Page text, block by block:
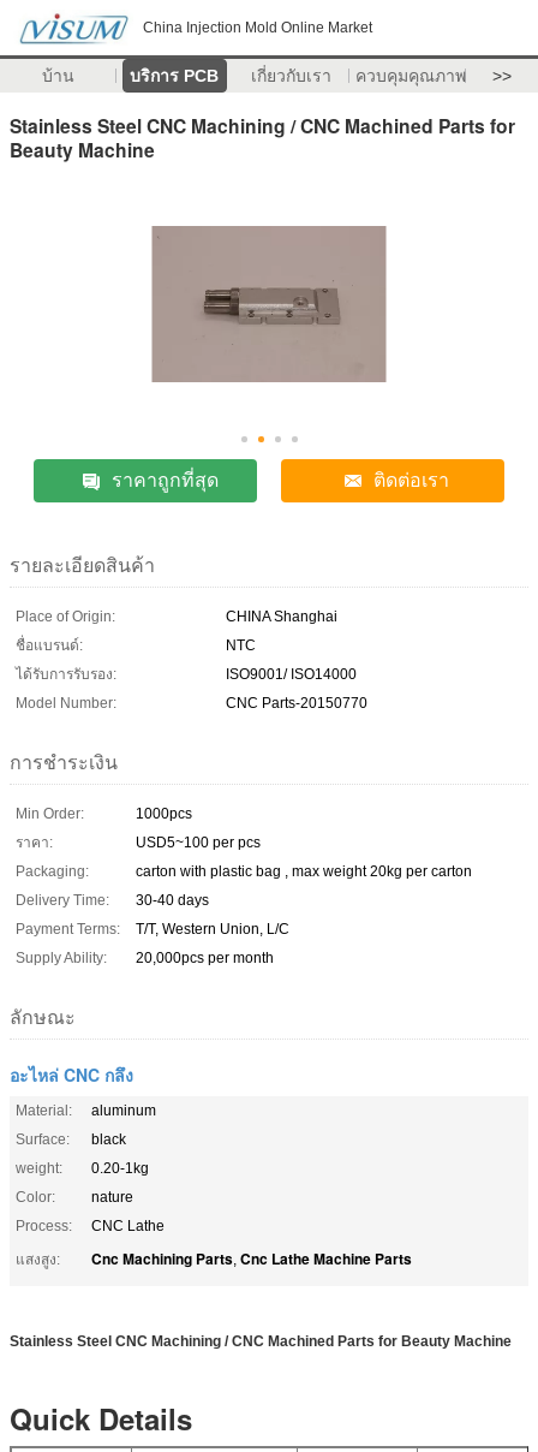
China Injection Mold Online Market
บ้าน บริการ PCB เกี่ยวกับเรา ควบคุมคุณภาพ >>
Stainless Steel CNC Machining / CNC Machined Parts for
Beauty Machine
ราคาถูกที่สุด ติดต่อเรา
รายละเอียดสินค้า
Place of Origin:
CHINA Shanghai
ชื่อแบรนด์:
NTC
ได้รับการรับรอง:
ISO9001/ ISO14000
Model Number:
CNC Parts-20150770
การชำระเงิน
Min Order:
1000pcs
ราคา:
USD5~100 per pcs
Packaging:
carton with plastic bag , max weight 20kg per carton
Delivery Time:
30-40 days
Payment Terms:
T/T, Western Union, L/C
Supply Ability:
20,000pcs per month
ลักษณะ
อะไหล่ CNC กลึง
Material:
aluminum
Surface:
black
weight:
0.20-1kg
Color:
nature
Process:
CNC Lathe
แสงสูง:
Cnc Machining Parts, Cnc Lathe Machine Parts
Stainless Steel CNC Machining / CNC Machined Parts for Beauty Machine
Quick Details